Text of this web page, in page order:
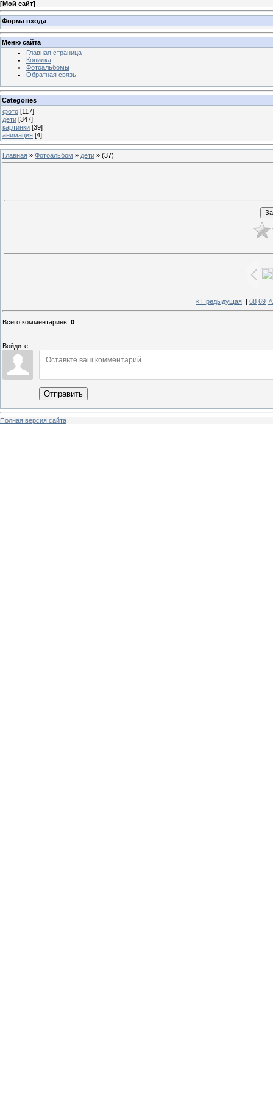
[Мой сайт]
Форма входа
Меню сайта
Главная страница
Копилка
Фотоальбомы
Обратная связь
Categories
фото [117]
дети [347]
картинки [39]
анимация [4]
Главная » Фотоальбом » дети » (37)
« Предыдущая 68 69
Всего комментариев: 0
Войдите:
Отправить
Полная версия сайта